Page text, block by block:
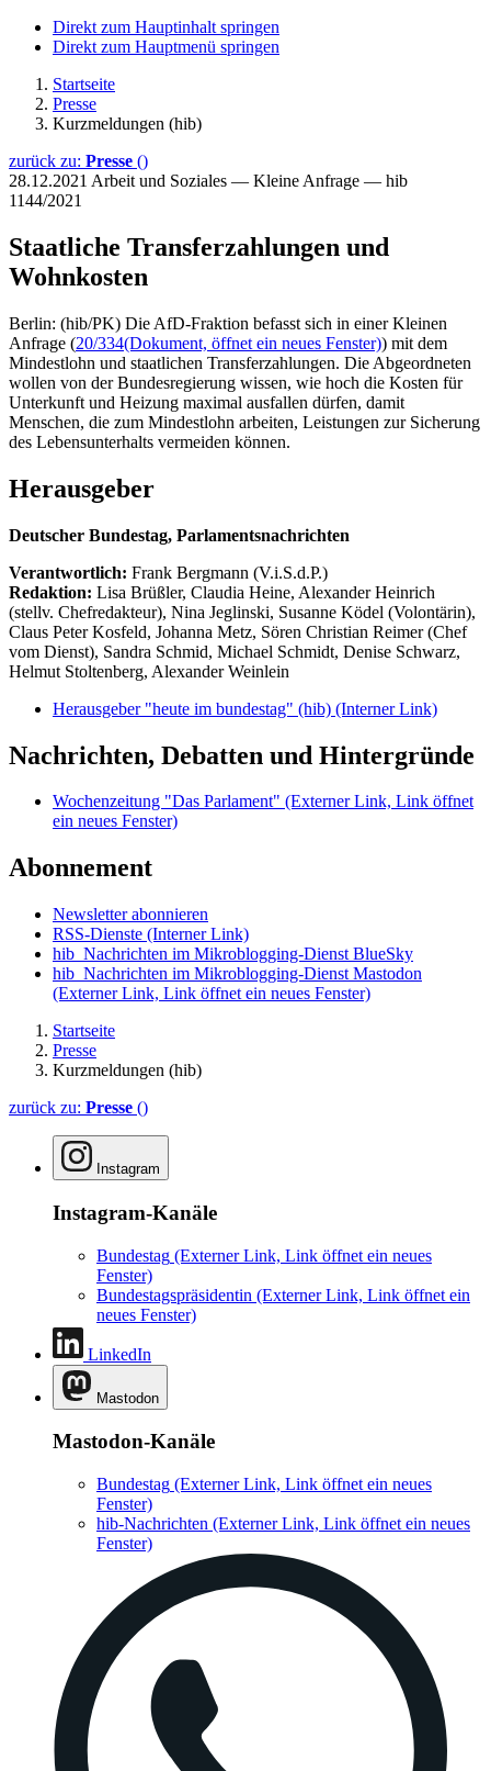
Direkt zum Hauptinhalt springen
Direkt zum Hauptmenü springen
Startseite
Presse
Kurzmeldungen (hib)
zurück zu: Presse ()
28.12.2021 Arbeit und Soziales — Kleine Anfrage — hib
1144/2021
Staatliche Transferzahlungen und
Wohnkosten
Berlin: (hib/PK) Die AfD-Fraktion befasst sich in einer Kleinen
Anfrage (20/334(Dokument, öffnet ein neues Fenster)) mit dem
Mindestlohn und staatlichen Transferzahlungen. Die Abgeordneten
wollen von der Bundesregierung wissen, wie hoch die Kosten für
Unterkunft und Heizung maximal ausfallen dürfen, damit
Menschen, die zum Mindestlohn arbeiten, Leistungen zur Sicherung
des Lebensunterhalts vermeiden können.
Herausgeber
Deutscher Bundestag, Parlamentsnachrichten
Verantwortlich: Frank Bergmann (V.i.S.d.P.)
Redaktion: Lisa Brüßler, Claudia Heine, Alexander Heinrich
(stellv. Chefredakteur), Nina Jeglinski, Susanne Ködel (Volontärin),
Claus Peter Kosfeld, Johanna Metz, Sören Christian Reimer (Chef
vom Dienst), Sandra Schmid, Michael Schmidt, Denise Schwarz,
Helmut Stoltenberg, Alexander Weinlein
Herausgeber "heute im bundestag" (hib) (Interner Link)
Nachrichten, Debatten und Hintergründe
Wochenzeitung "Das Parlament" (Externer Link, Link öffnet
ein neues Fenster)
Abonnement
Newsletter abonnieren
RSS-Dienste (Interner Link)
hib_Nachrichten im Mikroblogging-Dienst BlueSky
hib_Nachrichten im Mikroblogging-Dienst Mastodon
(Externer Link, Link öffnet ein neues Fenster)
Startseite
Presse
Kurzmeldungen (hib)
zurück zu: Presse ()
Instagram
Instagram-Kanäle
Bundestag (Externer Link, Link öffnet ein neues
Fenster)
Bundestagspräsidentin (Externer Link, Link öffnet ein
neues Fenster)
LinkedIn
Mastodon
Mastodon-Kanäle
Bundestag (Externer Link, Link öffnet ein neues
Fenster)
hib-Nachrichten (Externer Link, Link öffnet ein neues
Fenster)